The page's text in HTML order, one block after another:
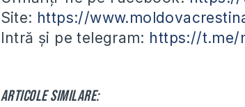
Site: https://
Intră și pe telegram: https://t.me/
Articole similare: